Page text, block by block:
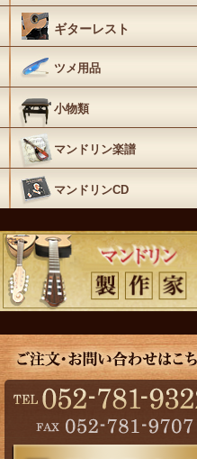
ギターレスト
ツメ用品
小物類
マンドリン楽譜
マンドリンCD